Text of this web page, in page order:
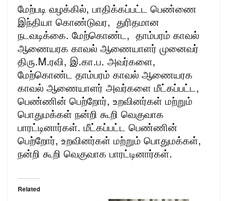
மேற்படி வழக்கில், பாதிக்கப்பட்ட பெண்ணை
இந்தியா கொண்டுவர, துரிதமான
நடவடிக்கை. மேற்கொண்ட, தாம்பரம் காவல்
ஆணையரக காவல் ஆணையாளர் முனைவர்
திரு.M.ரவி, இ.கா.ப. அவர்களை,
மேற்கொண்ட தாம்பரம் காவல் ஆணையரக
காவல் ஆணையாளர் அவர்களை மீட்கப்பட்ட,
பெண்ணின் பெற்றோர், உறவினர்கள் மற்றும்
பொதுமக்கள் நன்றி கூறி வெகுவாக
பாரட்டினார்கள். மீட்கப்பட்ட பெண்ணின்
பெற்றோர், உறவினர்கள் மற்றும் பொதுமக்கள்,
நன்றி கூறி வெகுவாக பாரட்டினார்கள்.
Related